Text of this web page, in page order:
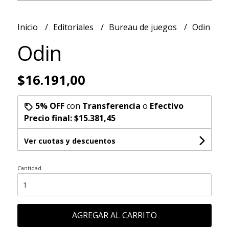
Inicio Editoriales Bureau de juegos Odin
Odin
$16.191,00
5% OFFcon Transferencia o Efectivo
Precio final:$15.381,45
Ver cuotas y descuentos
Cantidad
AGREGAR AL CARRITO